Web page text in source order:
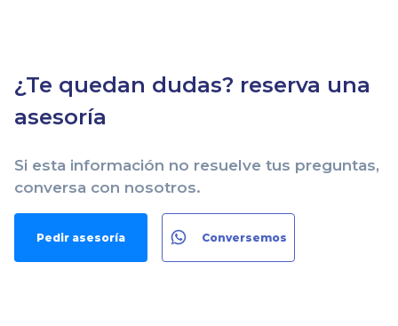
¿Te quedan dudas? reserva una
asesoría
Si esta información no resuelve tus preguntas,
conversa con nosotros.
Pedir asesoría Conversemos